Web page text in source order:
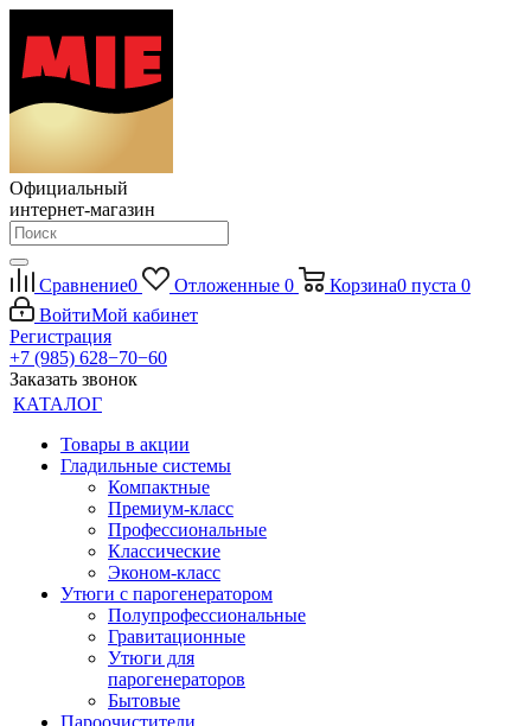
Официальный
интернет-магазин
Сравнение0 Отложенные 0 Корзина0 пуста 0
ВойтиМой кабинет
Регистрация
+7 (985) 628−70−60
Заказать звонок
КАТАЛОГ
Товары в акции
Гладильные системы
Компактные
Премиум-класс
Профессиональные
Классические
Эконом-класс
Утюги с парогенератором
Полупрофессиональные
Гравитационные
Утюги для
парогенераторов
Бытовые
Пароочистители